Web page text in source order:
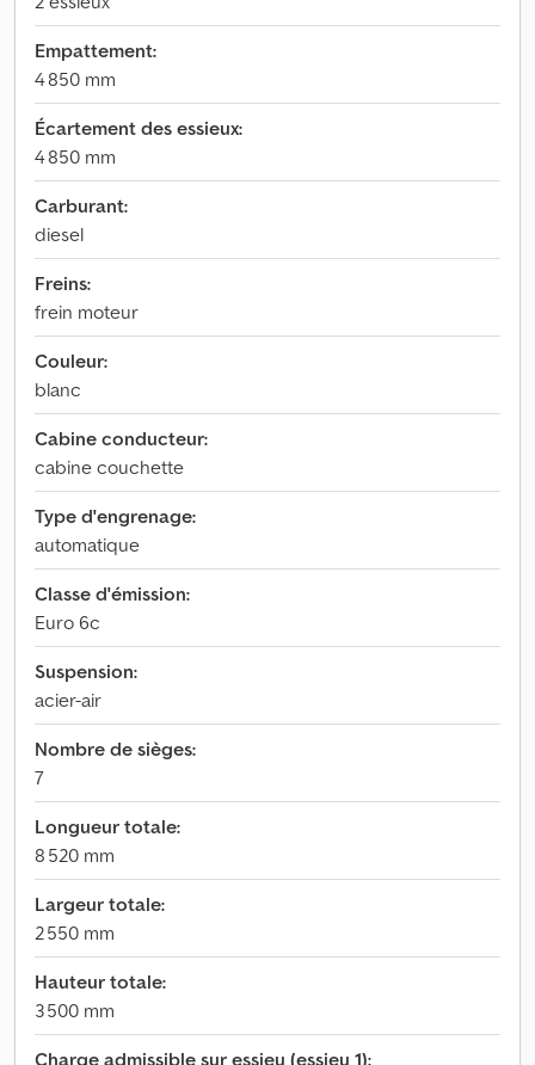
Empattement:
4 850 mm
Écartement des essieux:
4 850 mm
Carburant:
diesel
Freins:
frein moteur
Couleur:
blanc
Cabine conducteur:
cabine couchette
Type d'engrenage:
automatique
Classe d'émission:
Euro 6c
Suspension:
acier-air
Nombre de sièges:
7
Longueur totale:
8 520 mm
Largeur totale:
2 550 mm
Hauteur totale:
3 500 mm
Charge admissible sur essieu (essieu 1):